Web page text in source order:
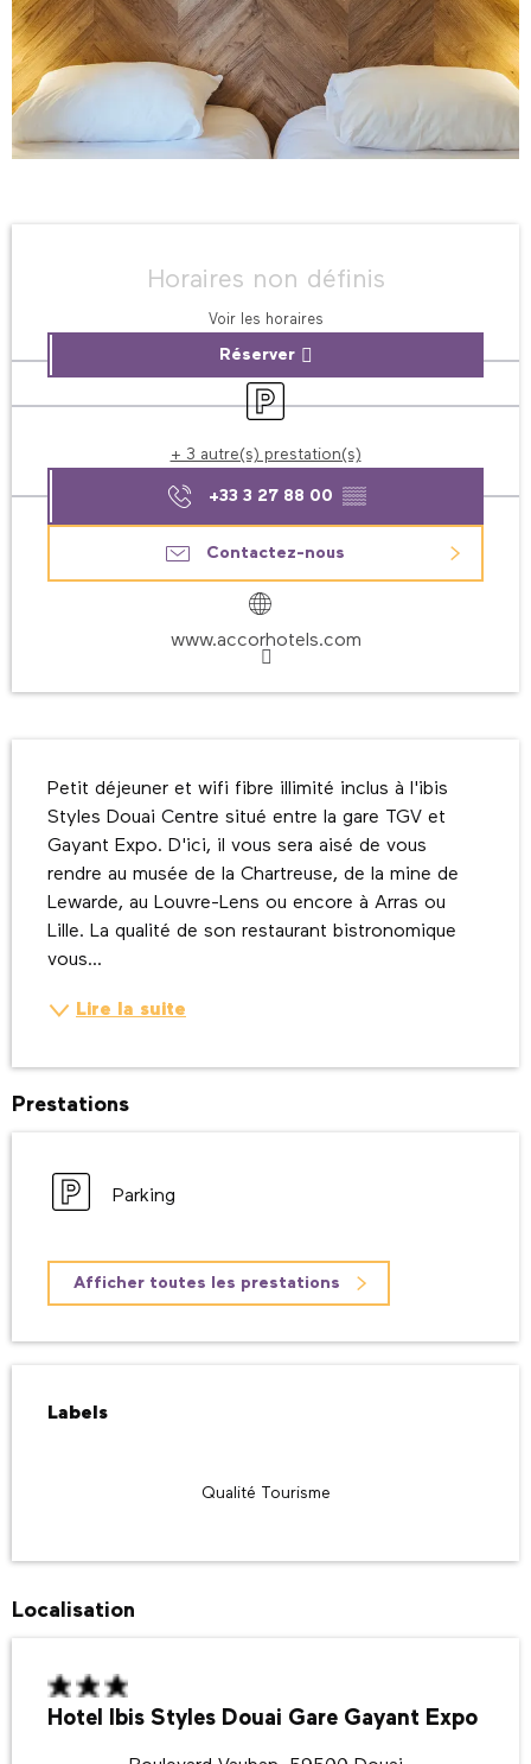
Horaires non définis
Voir les horaires
Réserver
Parking
+ 3 autre(s) prestation(s)
+33 3 27 88 00 ▒▒
Contactez-nous
www.accorhotels.com
Petit déjeuner et wifi fibre illimité inclus à l'ibis
Styles Douai Centre situé entre la gare TGV et
Gayant Expo. D'ici, il vous sera aisé de vous
rendre au musée de la Chartreuse, de la mine de
Lewarde, au Louvre-Lens ou encore à Arras ou
Lille. La qualité de son restaurant bistronomique
vous...
Lire la suite
Prestations
Parking
Afficher toutes les prestations
Labels
Labels
Qualité Tourisme
Localisation
Hotel Ibis Styles Douai Gare Gayant Expo